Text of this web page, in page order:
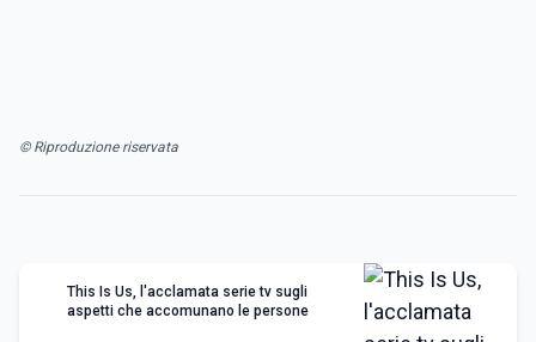
© Riproduzione riservata
This Is Us, l'acclamata serie tv sugli
aspetti che accomunano le persone